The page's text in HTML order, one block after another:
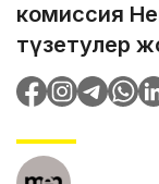
комиссия
түзетулер